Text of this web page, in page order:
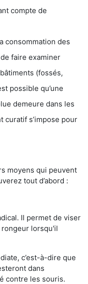
compte de
consommation des
faire examiner
(fossés,
possible qu’une
demeure dans les
curatif s’impose pour
moyens qui peuvent
tout d’abord :
Il permet de viser
lorsqu'il
c’est-à-dire que
dans
contre les souris.